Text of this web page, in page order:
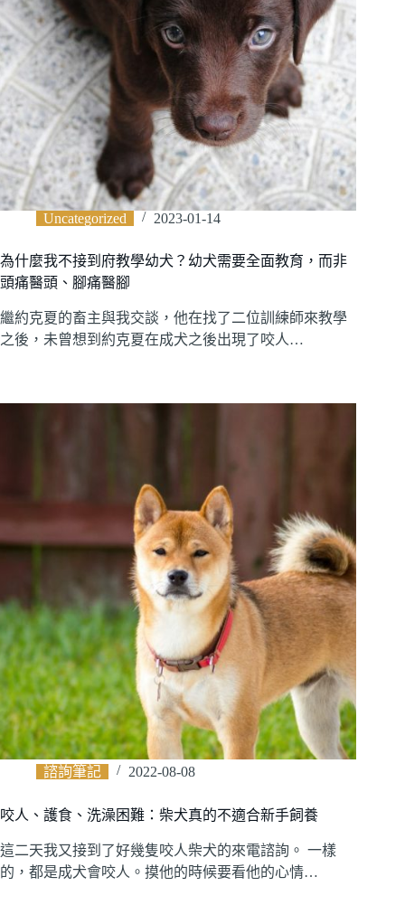
Uncategorized 2023-01-14
為什麼我不接到府教學幼犬？幼犬需要全面教育，而非
頭痛醫頭、腳痛醫腳
繼約克夏的畜主與我交談，他在找了二位訓練師來教學
之後，未曾想到約克夏在成犬之後出現了咬人…
諮詢筆記 2022-08-08
咬人、護食、洗澡困難：柴犬真的不適合新手飼養
這二天我又接到了好幾隻咬人柴犬的來電諮詢。 一樣
的，都是成犬會咬人。摸他的時候要看他的心情…